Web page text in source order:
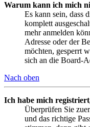
Warum kann ich mich
Es kann sein, dass
komplett
mehr anmelden
Adresse oder der
möchten, gesperrt
sich an die Board-
Nach oben
Ich habe mich
Überprüfen Sie
und das richtige